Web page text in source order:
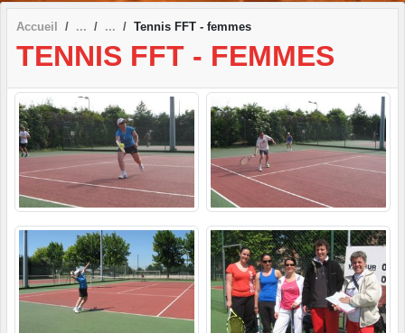
Accueil Tennis FFT - femmes
TENNIS FFT - FEMMES